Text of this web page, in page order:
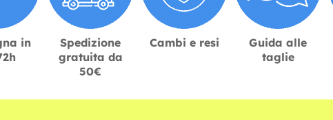
in
Spedizione
gratuita da
50€
Cambi e resi
Guida alle
taglie